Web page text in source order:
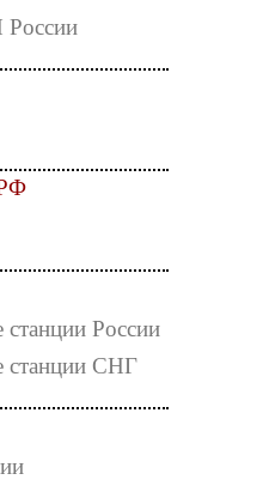
России
станции СНГ